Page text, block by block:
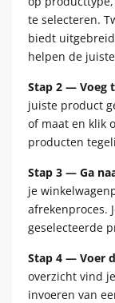
te selecteren.
biedt
helpen de
Stap 2 — Voeg
juiste product
of maat en klik
producten
Stap 3 — Ga
je
afrekenproces.
geselecteerde
Stap 4 — Voer
overzicht vind
invoeren van